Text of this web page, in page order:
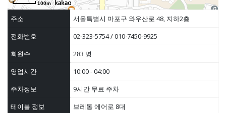
100m
주소
서울특별시 마포구 와우산로 48, 지하2층
전화번호
02-323-5754 / 010-7450-9925
회원수
283 명
영업시간
10:00 - 04:00
주차정보
9시간 무료 주차
테이블 정보
브레통 에어로 8대